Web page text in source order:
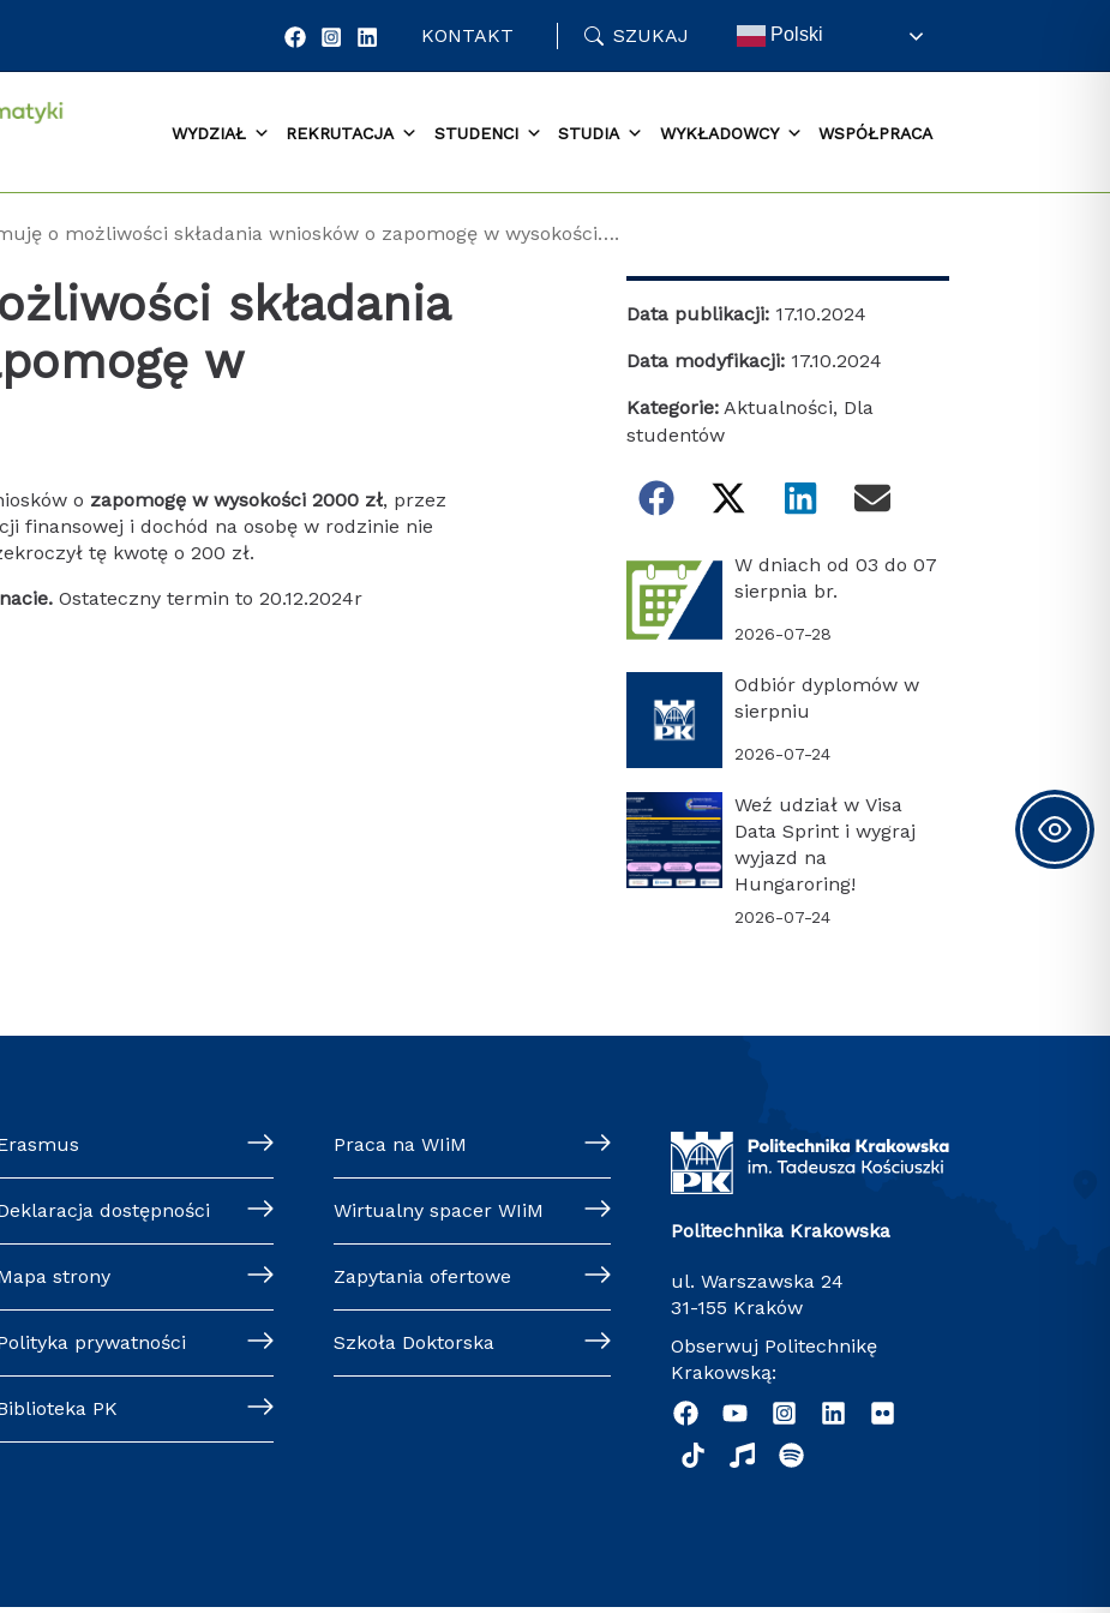
KONTAKT SZUKAJ Polski
WYDZIAŁ REKRUTACJA STUDENCI STUDIA WYKŁADOWCY WSPÓŁPRACA
o możliwości składania wniosków o zapomogę w wysokości….
składania
w
o zapomogę w wysokości 2000 zł, przez
finansowej i dochód na osobę w rodzinie nie
tę kwotę o 200 zł.
Ostateczny termin to 20.12.2024r
Data publikacji: 17.10.2024
Data modyfikacji: 17.10.2024
Kategorie: Aktualności, Dla
studentów
W dniach od 03 do 07
sierpnia br.
2026-07-28
Odbiór dyplomów w
sierpniu
2026-07-24
Weź udział w Visa
Data Sprint i wygraj
wyjazd na
Hungaroring!
2026-07-24
dostępności
strony
prywatności
PK
Praca na WIiM
Wirtualny spacer WIiM
Zapytania ofertowe
Szkoła Doktorska
Politechnika Krakowska
ul. Warszawska 24
31-155 Kraków
Obserwuj Politechnikę
Krakowską: